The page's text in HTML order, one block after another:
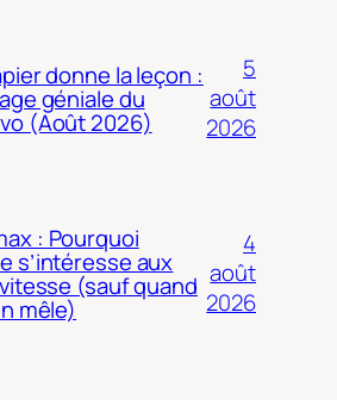
donne la leçon :
géniale du
(Août 2026)
5
août
2026
: Pourquoi
s’intéresse aux
(sauf quand
mêle)
4
août
2026